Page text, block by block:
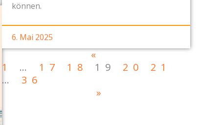
können.
6. Mai 2025
«
1
… 17 18 19 20
21
…
36
»